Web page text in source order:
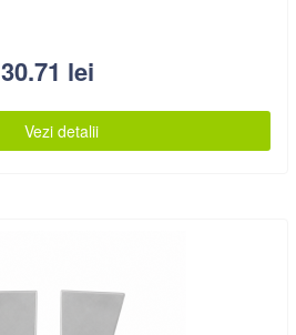
30.71 lei
Vezi detalii